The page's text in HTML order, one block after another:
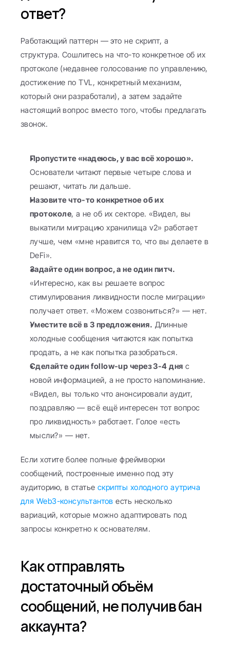
ответ?
Работающий паттерн — это не скрипт, а
структура. Сошлитесь на что-то конкретное об их
протоколе (недавнее голосование по управлению,
достижение по TVL, конкретный механизм,
который они разработали), а затем задайте
настоящий вопрос вместо того, чтобы предлагать
звонок.
Пропустите «надеюсь, у вас всё хорошо».
Основатели читают первые четыре слова и
решают, читать ли дальше.
Назовите что-то конкретное об их
протоколе, а не об их секторе. «Видел, вы
выкатили миграцию хранилища v2» работает
лучше, чем «мне нравится то, что вы делаете в
DeFi».
Задайте один вопрос, а не один питч.
«Интересно, как вы решаете вопрос
стимулирования ликвидности после миграции»
получает ответ. «Можем созвониться?» — нет.
Уместите всё в 3 предложения. Длинные
холодные сообщения читаются как попытка
продать, а не как попытка разобраться.
Сделайте один follow-up через 3-4 дня с
новой информацией, а не просто напоминание.
«Видел, вы только что анонсировали аудит,
поздравляю — всё ещё интересен тот вопрос
про ликвидность» работает. Голое «есть
мысли?» — нет.
Если хотите более полные фреймворки
сообщений, построенные именно под эту
аудиторию, в статье скрипты холодного аутрича
для Web3-консультантов есть несколько
вариаций, которые можно адаптировать под
запросы конкретно к основателям.
Как отправлять
достаточный объём
сообщений, не получив бан
аккаунта?